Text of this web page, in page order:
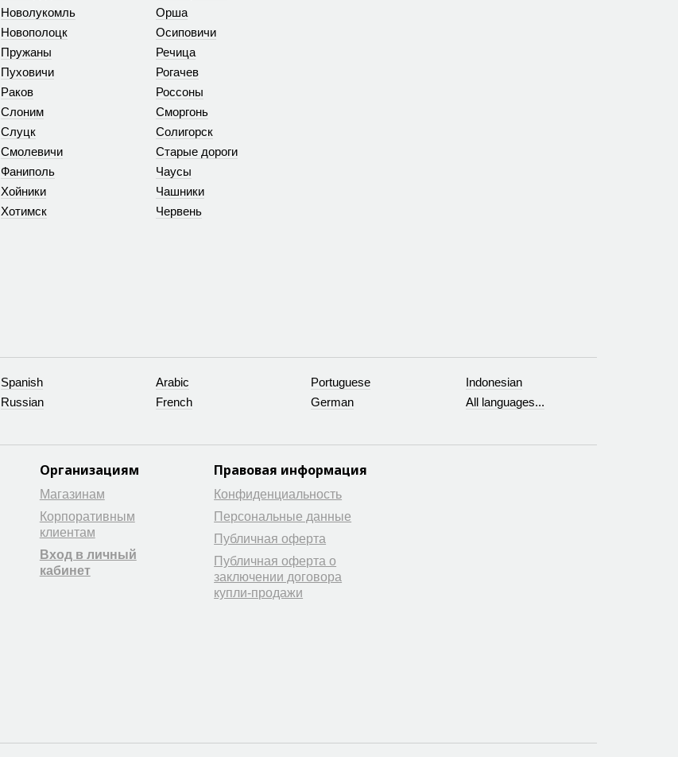
Новолукомль
Новополоцк
Орша
Осиповичи
Пружаны
Пуховичи
Раков
Речица
Рогачев
Россоны
Слоним
Слуцк
Смолевичи
Сморгонь
Солигорск
Старые дороги
Фаниполь
Хойники
Хотимск
Чаусы
Чашники
Червень
Spanish
Russian
Arabic
French
Portuguese
German
Indonesian
All languages...
Организациям
Магазинам
Корпоративным
клиентам
Вход в личный
кабинет
Правовая информация
Конфиденциальность
Персональные данные
Публичная оферта
Публичная оферта о
заключении договора
купли-продажи